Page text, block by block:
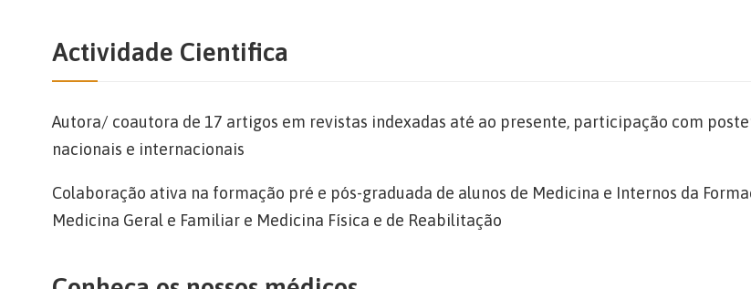
Actividade Cientifica
Autora/ coautora de 17 artigos em revistas indexadas até ao presente, participação com
nacionais e internacionais
Colaboração ativa na formação pré e pós-graduada de alunos de Medicina e Internos da
Medicina Geral e Familiar e Medicina Física e de Reabilitação